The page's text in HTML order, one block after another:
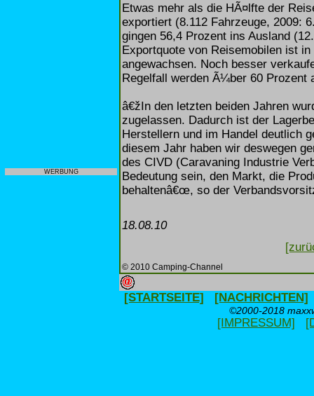
WERBUNG
Etwas mehr als die HÃ¤lfte der
exportiert (8.112 Fahrzeuge, 2009:
gingen 56,4 Prozent ins Ausland
Exportquote von Reisemobilen ist
angewachsen. Noch besser
Regelfall werden Ã¼ber 60 Prozent
â€žIn den letzten beiden Jahren
zugelassen. Dadurch ist der
Herstellern und im Handel deutlich
diesem Jahr haben wir deswegen
des CIVD (Caravaning Industrie
Bedeutung sein, den Markt, die
behaltenâ€œ, so der
18.08.10
© 2010 Camping-Channel
[STARTSEITE] [NACHRICHTEN]
©2000-2018
[IMPRESSUM]